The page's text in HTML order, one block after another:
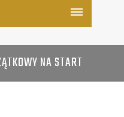
NA START